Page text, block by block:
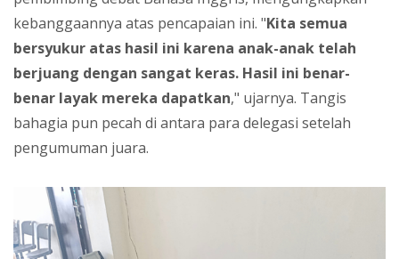
kebanggaannya atas pencapaian ini. "Kita semua
bersyukur atas hasil ini karena anak-anak telah
berjuang dengan sangat keras. Hasil ini benar-
benar layak mereka dapatkan," ujarnya. Tangis
bahagia pun pecah di antara para delegasi setelah
pengumuman juara.